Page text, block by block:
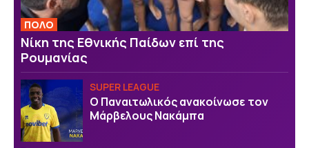
ΠΟΛΟ
Νίκη της Εθνικής Παίδων επί της
Ρουμανίας
SUPER LEAGUE
Ο Παναιτωλικός ανακοίνωσε τον
Μάρβελους Νακάμπα